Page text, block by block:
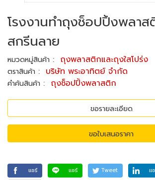
โรงงานทำถุงช็อปปิ้งพลา
สกรีนลาย
หมวดหมู่สินค้า : ถุงพลาสติกและถุงใสโปร่ง
ตราสินค้า : บริษัท พระอาทิตย์ จำกัด
คำค้นสินค้า : ถุงช็อปปิ้งพลาสติก
ขอรายละเอียด
ขอใบเสนอราคา
แชร์ แชร์ Tweet แ